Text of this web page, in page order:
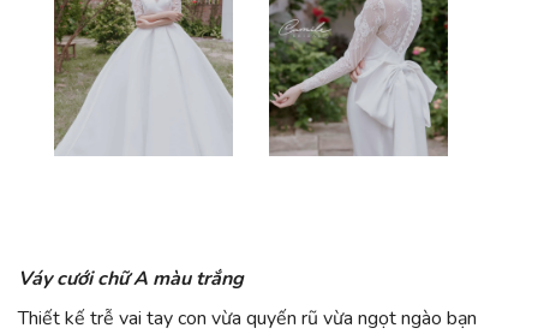
Váy cưới chữ A màu trắng
Thiết kế trễ vai tay con vừa quyến rũ vừa ngọt ngào bạn